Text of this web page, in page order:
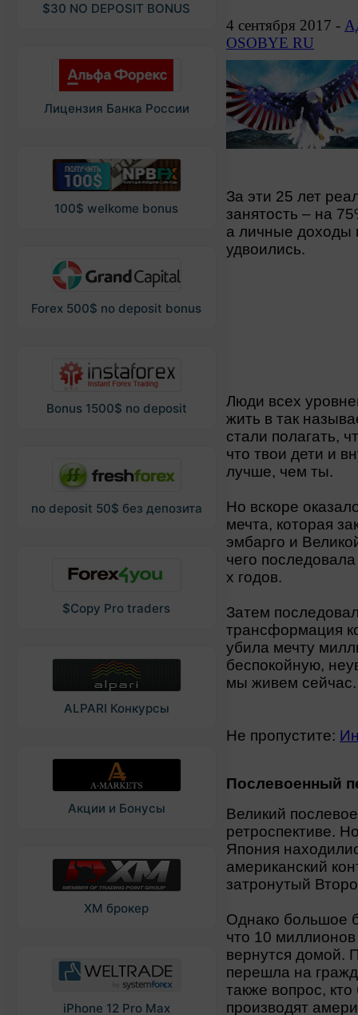
$30 NO DEPOSIT BONUS
Лицензия Банка России
100$ welkome bonus
Forex 500$ no deposit bonus
Bonus 1500$ no deposit
no deposit 50$ без депозита
$Copy Pro traders
ALPARI Конкурсы
Акции и Бонусы
XM брокер
iPhone 12 Pro Max
4 сентября 2017 -
OSOBYE RU
За эти 25 лет
занятость – на
а личные доходы
удвоились.
Люди всех
жить в так
стали полагать,
что твои дети и
лучше, чем ты.
Но вскоре
мечта, которая
эмбарго и
чего
х годов.
Затем
трансформация
убила мечту
беспокойную,
мы живем
Не пропустите:
Послевоенный
Великий
ретроспективе.
Япония
американский
затронутый
Однако большое
что 10 миллионов
вернутся домой.
перешла на
также вопрос,
производят